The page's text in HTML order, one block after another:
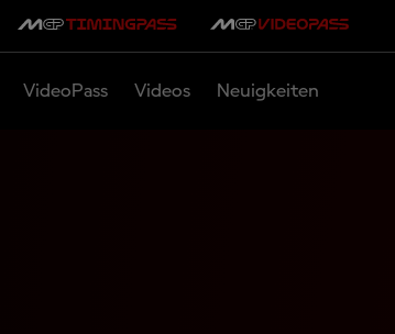
VideoPass Videos Neuigkeiten